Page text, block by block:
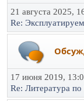
21 августа 2025,
Re:
17 июня 2019,
Re: Литература